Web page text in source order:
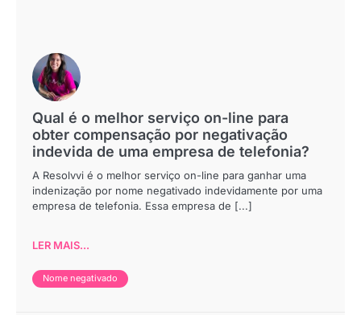
Qual é o melhor serviço on-line para
obter compensação por negativação
indevida de uma empresa de telefonia?
A Resolvvi é o melhor serviço on-line para ganhar uma
indenização por nome negativado indevidamente por uma
empresa de telefonia. Essa empresa de [...]
LER MAIS...
Nome negativado